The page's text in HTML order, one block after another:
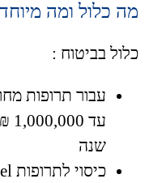
מה כלול ומה
כלול בביטוח :
עבור תרופות
שנה